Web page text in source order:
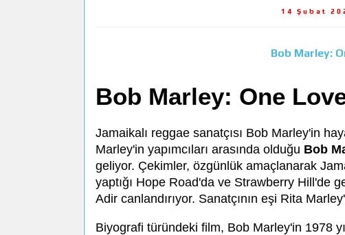
14 Şubat
Bob Marley:
Bob Marley: One
Jamaikalı reggae sanatçısı Bob Marley'in
Marley'in yapımcıları arasında olduğu Bob
geliyor. Çekimler, özgünlük amaçlanarak
yaptığı Hope Road'da ve Strawberry Hill'de
Adir canlandırıyor. Sanatçının eşi Rita
Biyografi türündeki film, Bob Marley'in 1978